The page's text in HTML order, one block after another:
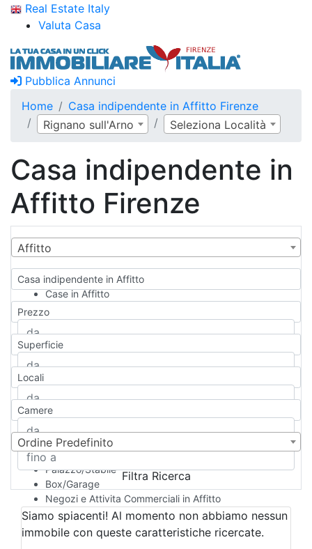
Real Estate Italy
Valuta Casa
Pubblica Annunci
Home
Casa indipendente in Affitto Firenze
Rignano sull'Arno
Seleziona Località
Casa indipendente in
Affitto Firenze
Affitto
Casa indipendente in Affitto
Case in Affitto
Qualsiasi
Appartamento
Casa indipendente
Casa Semi-indipendente
Attico/Mansarda
Rustico/Casale
Camera d'Albergo
Multiproprietà
Palazzo/Stabile
Box/Garage
Negozi e Attivita Commerciali in Affitto
Qualsiasi
Attività/Licenza Commerciale
Azienda Agricola
Prezzo
Superficie
Locali
Camere
Ordine Predefinito
Filtra Ricerca
Siamo spiacenti! Al momento non abbiamo nessun
immobile con queste caratteristiche ricercate.